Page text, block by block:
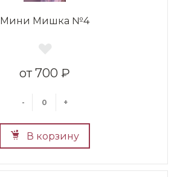
Мини Мишка №4
700 ₽
- +
В корзину